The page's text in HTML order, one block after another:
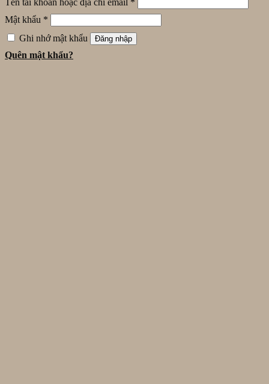
Mật khẩu *
Ghi nhớ mật khẩu
Đăng nhập
Quên mật khẩu?